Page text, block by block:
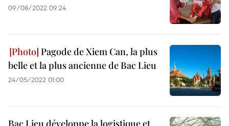
09/08/2022 09:24
Pagode de Xiem Can, la plus
belle et la plus ancienne de Bac Lieu
24/05/2022 01:00